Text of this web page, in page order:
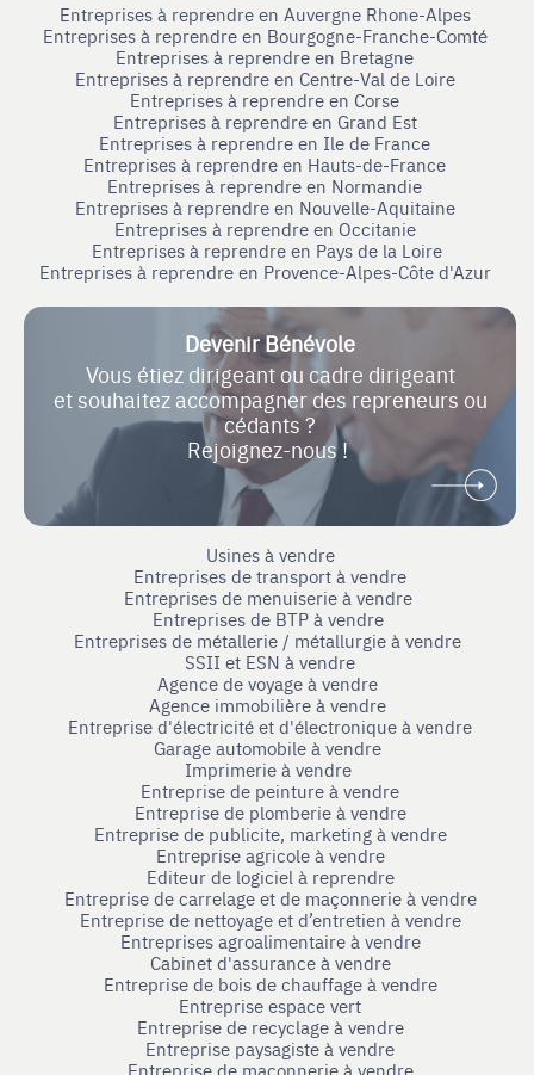
Entreprises à reprendre en Auvergne Rhone-Alpes
Entreprises à reprendre en Bourgogne-Franche-Comté
Entreprises à reprendre en Bretagne
Entreprises à reprendre en Centre-Val de Loire
Entreprises à reprendre en Corse
Entreprises à reprendre en Grand Est
Entreprises à reprendre en Ile de France
Entreprises à reprendre en Hauts-de-France
Entreprises à reprendre en Normandie
Entreprises à reprendre en Nouvelle-Aquitaine
Entreprises à reprendre en Occitanie
Entreprises à reprendre en Pays de la Loire
Entreprises à reprendre en Provence-Alpes-Côte d'Azur
Devenir Bénévole
Vous étiez dirigeant ou cadre dirigeant
et souhaitez accompagner des repreneurs ou
cédants ?
Rejoignez-nous !
Usines à vendre
Entreprises de transport à vendre
Entreprises de menuiserie à vendre
Entreprises de BTP à vendre
Entreprises de métallerie / métallurgie à vendre
SSII et ESN à vendre
Agence de voyage à vendre
Agence immobilière à vendre
Entreprise d'électricité et d'électronique à vendre
Garage automobile à vendre
Imprimerie à vendre
Entreprise de peinture à vendre
Entreprise de plomberie à vendre
Entreprise de publicite, marketing à vendre
Entreprise agricole à vendre
Editeur de logiciel à reprendre
Entreprise de carrelage et de maçonnerie à vendre
Entreprise de nettoyage et d’entretien à vendre
Entreprises agroalimentaire à vendre
Cabinet d'assurance à vendre
Entreprise de bois de chauffage à vendre
Entreprise espace vert
Entreprise de recyclage à vendre
Entreprise paysagiste à vendre
Entreprise de maçonnerie à vendre